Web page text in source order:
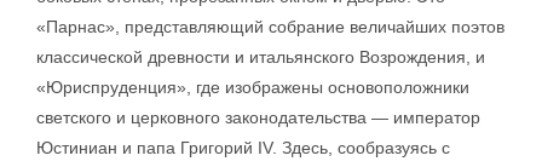
«Парнас», представляющий собрание величайших поэтов
классической древности и итальянского Возрождения, и
«Юриспруденция», где изображены основоположники
светского и церковного законодательства — император
Юстиниан и папа Григорий IV. Здесь, сообразуясь с